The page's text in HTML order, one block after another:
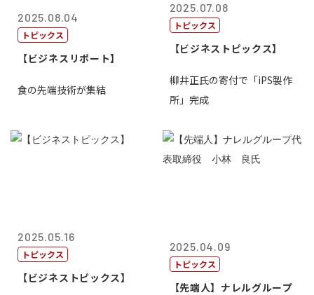
2025.08.04
トピックス
【ビジネスリポート】
食の先端技術が集結
2025.07.08
トピックス
【ビジネストピックス】
柳井正氏の寄付で「iPS製作
所」完成
2025.05.16
トピックス
【ビジネストピックス】
2025.04.09
トピックス
【先端人】ナレルグループ